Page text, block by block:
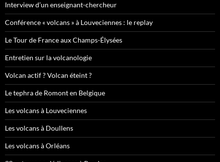
Interview d’un enseignant-chercheur
Conférence « volcans » à Louveciennes : le replay
Le Tour de France aux Champs-Élysées
Entretien sur la volcanologie
Volcan actif ? Volcan éteint ?
Le tephra de Romont en Belgique
Les volcans à Louveciennes
Les volcans à Doullens
Les volcans à Orléans